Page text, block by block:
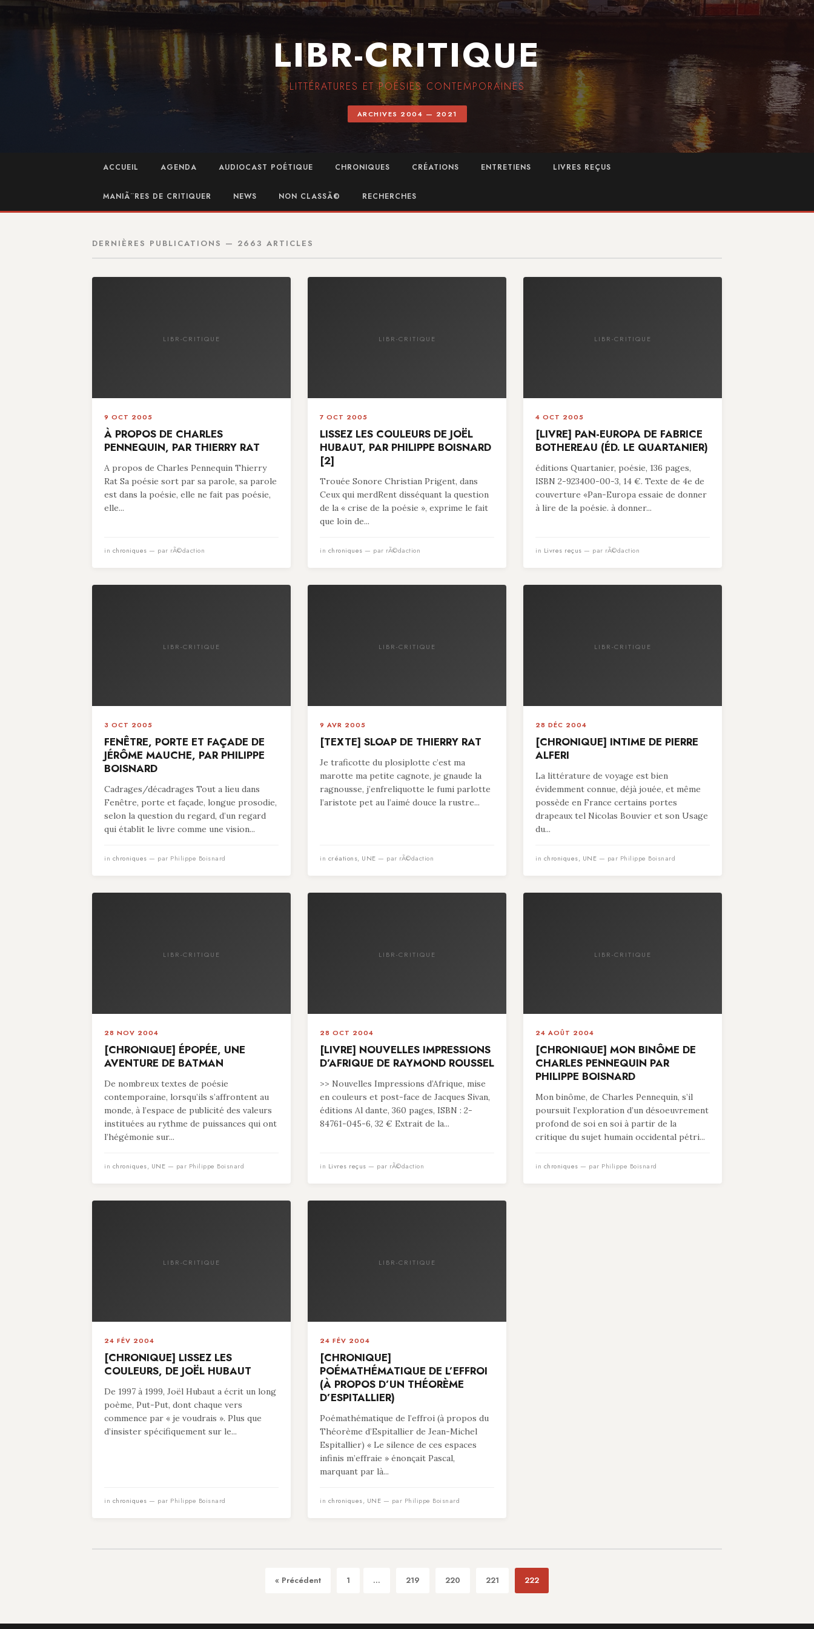
LIBR-CRITIQUE
LITTÉRATURES ET POÉSIES CONTEMPORAINES
ARCHIVES 2004 — 2021
ACCUEIL AGENDA AUDIOCAST POÉTIQUE CHRONIQUES CRÉATIONS ENTRETIENS LIVRES REÇUS
MANIÃ¨RES DE CRITIQUER NEWS NON CLASSÃ© RECHERCHES
DERNIÈRES PUBLICATIONS — 2663 ARTICLES
LIBR-CRITIQUE
9 OCT 2005
À PROPOS DE CHARLES
PENNEQUIN, PAR THIERRY RAT
A propos de Charles Pennequin Thierry
Rat Sa poésie sort par sa parole, sa parole
est dans la poésie, elle ne fait pas poésie,
elle...
in chroniques — par rÃ©daction
LIBR-CRITIQUE
7 OCT 2005
LISSEZ LES COULEURS DE JOËL
HUBAUT, PAR PHILIPPE BOISNARD
[2]
Trouée Sonore Christian Prigent, dans
Ceux qui merdRent disséquant la question
de la « crise de la poésie », exprime le fait
que loin de...
in chroniques — par rÃ©daction
LIBR-CRITIQUE
4 OCT 2005
[LIVRE] PAN-EUROPA DE FABRICE
BOTHEREAU (ÉD. LE QUARTANIER)
éditions Quartanier, poésie, 136 pages,
ISBN 2-923400-00-3, 14 €. Texte de 4e de
couverture «Pan-Europa essaie de donner
à lire de la poésie. à donner...
in Livres reçus — par rÃ©daction
LIBR-CRITIQUE
3 OCT 2005
FENÊTRE, PORTE ET FAÇADE DE
JÉRÔME MAUCHE, PAR PHILIPPE
BOISNARD
Cadrages/décadrages Tout a lieu dans
Fenêtre, porte et façade, longue prosodie,
selon la question du regard, d’un regard
qui établit le livre comme une vision...
in chroniques — par Philippe Boisnard
LIBR-CRITIQUE
9 AVR 2005
[TEXTE] SLOAP DE THIERRY RAT
Je traficotte du plosiplotte c’est ma
marotte ma petite cagnote, je gnaude la
ragnousse, j’enfreliquotte le fumi parlotte
l’aristote pet au l’aimé douce la rustre...
in créations, UNE — par rÃ©daction
LIBR-CRITIQUE
28 DÉC 2004
[CHRONIQUE] INTIME DE PIERRE
ALFERI
La littérature de voyage est bien
évidemment connue, déjà jouée, et même
possède en France certains portes
drapeaux tel Nicolas Bouvier et son Usage
du...
in chroniques, UNE — par Philippe Boisnard
LIBR-CRITIQUE
28 NOV 2004
[CHRONIQUE] ÉPOPÉE, UNE
AVENTURE DE BATMAN
De nombreux textes de poésie
contemporaine, lorsqu’ils s’affrontent au
monde, à l’espace de publicité des valeurs
instituées au rythme de puissances qui ont
l’hégémonie sur...
in chroniques, UNE — par Philippe Boisnard
LIBR-CRITIQUE
28 OCT 2004
[LIVRE] NOUVELLES IMPRESSIONS
D’AFRIQUE DE RAYMOND ROUSSEL
>> Nouvelles Impressions d’Afrique, mise
en couleurs et post-face de Jacques Sivan,
éditions Al dante, 360 pages, ISBN : 2-
84761-045-6, 32 € Extrait de la...
in Livres reçus — par rÃ©daction
LIBR-CRITIQUE
24 AOÛT 2004
[CHRONIQUE] MON BINÔME DE
CHARLES PENNEQUIN PAR
PHILIPPE BOISNARD
Mon binôme, de Charles Pennequin, s’il
poursuit l’exploration d’un désoeuvrement
profond de soi en soi à partir de la
critique du sujet humain occidental pétri...
in chroniques — par Philippe Boisnard
LIBR-CRITIQUE
24 FÉV 2004
[CHRONIQUE] LISSEZ LES
COULEURS, DE JOËL HUBAUT
De 1997 à 1999, Joël Hubaut a écrit un long
poème, Put-Put, dont chaque vers
commence par « je voudrais ». Plus que
d’insister spécifiquement sur le...
in chroniques — par Philippe Boisnard
LIBR-CRITIQUE
24 FÉV 2004
[CHRONIQUE]
POÉMATHÉMATIQUE DE L’EFFROI
(À PROPOS D’UN THÉORÈME
D’ESPITALLIER)
Poémathématique de l’effroi (à propos du
Théorème d’Espitallier de Jean-Michel
Espitallier) « Le silence de ces espaces
infinis m’effraie » énonçait Pascal,
marquant par là...
in chroniques, UNE — par Philippe Boisnard
« Précédent 1 ... 219 220 221 222